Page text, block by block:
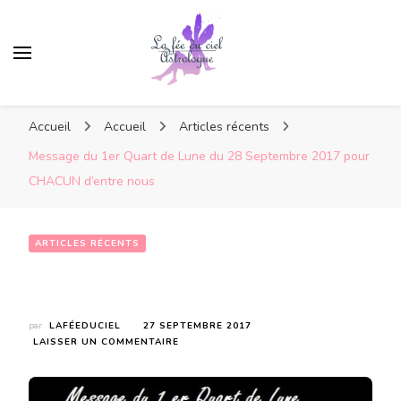
Accueil Accueil
Articles récents
Message du 1er Quart de Lune du 28 Septembre 2017 pour
CHACUN d’entre nous
ARTICLES RÉCENTS
par LAFÉEDUCIEL
27 SEPTEMBRE 2017
LAISSER UN COMMENTAIRE